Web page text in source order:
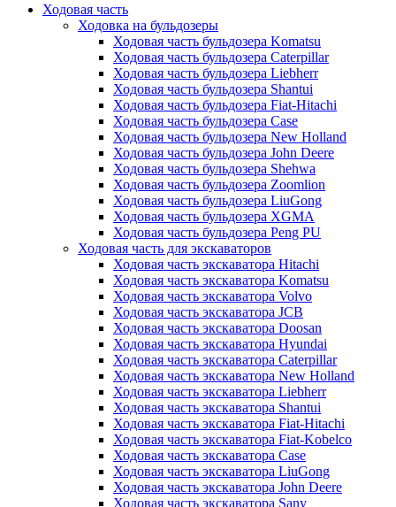
Ходовая часть
Ходовка на бульдозеры
Ходовая часть бульдозера Komatsu
Ходовая часть бульдозера Caterpillar
Ходовая часть бульдозера Liebherr
Ходовая часть бульдозера Shantui
Ходовая часть бульдозера Fiat-Hitachi
Ходовая часть бульдозера Case
Ходовая часть бульдозера New Holland
Ходовая часть бульдозера John Deere
Ходовая часть бульдозера Shehwa
Ходовая часть бульдозера Zoomlion
Ходовая часть бульдозера LiuGong
Ходовая часть бульдозера XGMA
Ходовая часть бульдозера Peng PU
Ходовая часть для экскаваторов
Ходовая часть экскаватора Hitachi
Ходовая часть экскаватора Komatsu
Ходовая часть экскаватора Volvo
Ходовая часть экскаватора JCB
Ходовая часть экскаватора Doosan
Ходовая часть экскаватора Hyundai
Ходовая часть экскаватора Caterpillar
Ходовая часть экскаватора New Holland
Ходовая часть экскаватора Liebherr
Ходовая часть экскаватора Shantui
Ходовая часть экскаватора Fiat-Hitachi
Ходовая часть экскаватора Fiat-Kobelco
Ходовая часть экскаватора Case
Ходовая часть экскаватора LiuGong
Ходовая часть экскаватора John Deere
Ходовая часть экскаватора Sany